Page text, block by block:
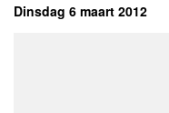
Dinsdag 6 maart 2012